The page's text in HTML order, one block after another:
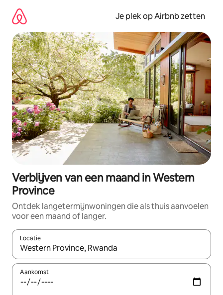
direct
naar
inhoud
Je plek op Airbnb zetten
Verblijven van een maand in Western
Province
Ontdek langetermijnwoningen die als thuis aanvoelen
voor een maand of langer.
Locatie
Wanneer er resultaten beschikbaar zijn, maak je een keuze
Aankomst